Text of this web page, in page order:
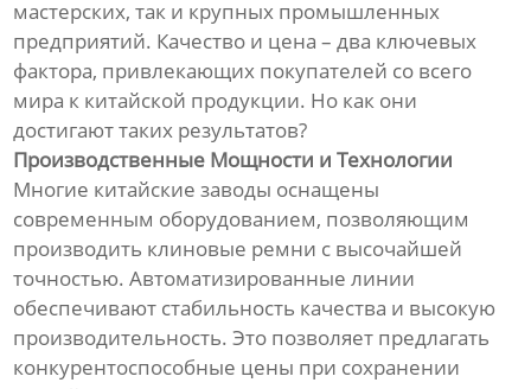
мастерских, так и крупных промышленных
предприятий. Качество и цена – два ключевых
фактора, привлекающих покупателей со всего
мира к китайской продукции. Но как они
достигают таких результатов?
Производственные Мощности и Технологии
Многие китайские заводы оснащены
современным оборудованием, позволяющим
производить клиновые ремни с высочайшей
точностью. Автоматизированные линии
обеспечивают стабильность качества и высокую
производительность. Это позволяет предлагать
конкурентоспособные цены при сохранении